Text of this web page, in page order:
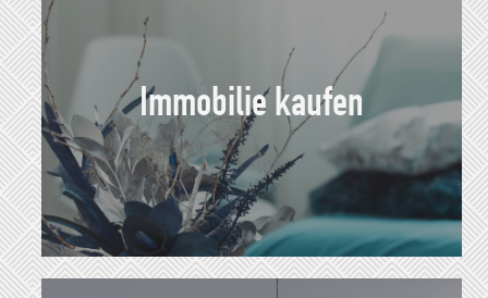
Immobilie kaufen